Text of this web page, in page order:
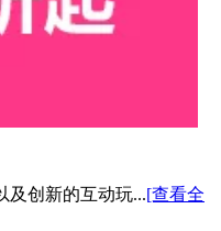
及创新的互动玩...[查看全